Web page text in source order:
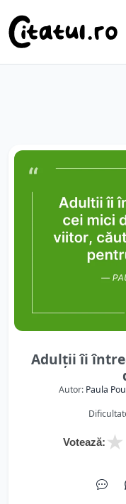
Adulții îi
Autor: Paula
Votează: ★